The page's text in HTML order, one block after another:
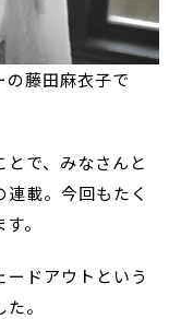
の藤田麻衣子で
とで、みなさんと
載。今回もたく
。
ドアウトという
。